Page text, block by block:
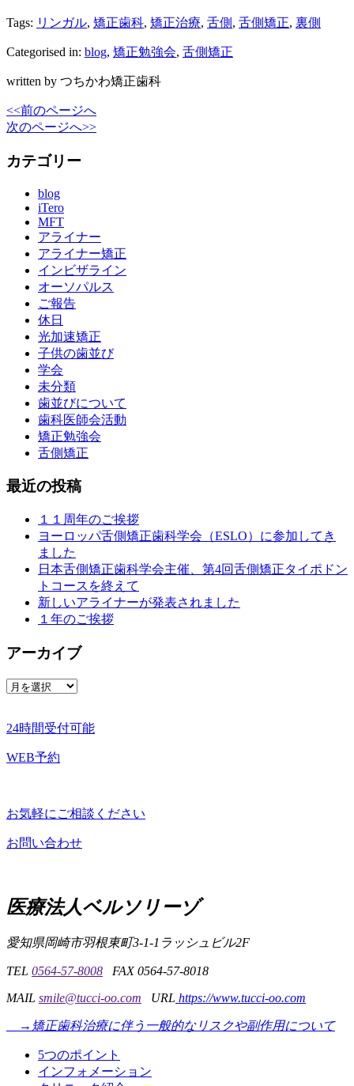
Tags: リンガル, 矯正歯科, 矯正治療, 舌側 , 舌側矯正, 裏側
Categorised in: blog, 矯正勉強会, 舌側矯正
written by つちかわ矯正歯科
<<前のページへ
次のページへ>>
カテゴリー
blog
iTero
MFT
アライナー
アライナー矯正
インビザライン
オーソパルス
ご報告
休日
光加速矯正
子供の歯並び
学会
未分類
歯並びについて
歯科医師会活動
矯正勉強会
舌側矯正
最近の投稿
１１周年のご挨拶
ヨーロッパ舌側矯正歯科学会（ESLO）に参加してき
ました
日本舌側矯正歯科学会主催、第4回舌側矯正タイポドン
トコースを終えて
新しいアライナーが発表されました
１年のご挨拶
アーカイブ
ア
イ
ブ
24時間受付可能
WEB予約
お気軽にご相談ください
お問い合わせ
ペ
ジ
先
に
医療法人ベルソリーゾ
愛知県岡崎市羽根東町3-1-1 ラッシュビル2F
TEL 0564-57-8008
FAX 0564-57-8018
MAIL smile@tucci-oo.com URL https://www.tucci-oo.com
→矯正歯科治療に伴う一般的なリスクや副作用について
5つのポイント
インフォメーション